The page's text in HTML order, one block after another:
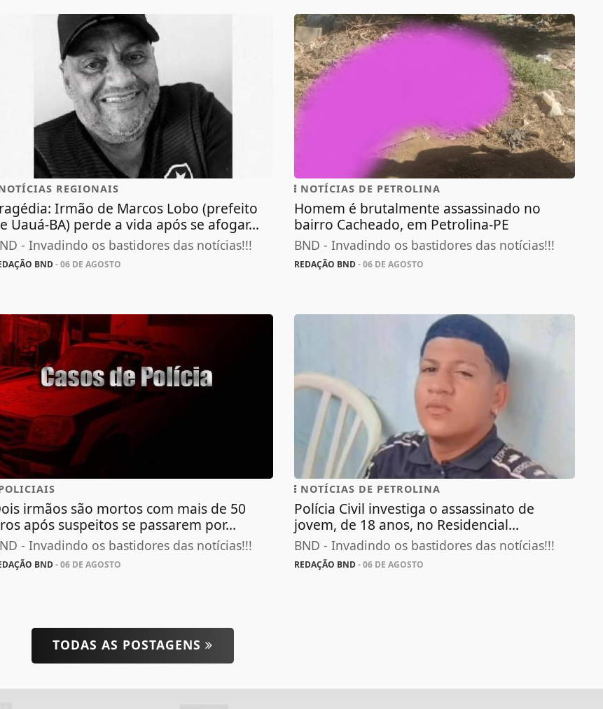
REGIONAIS
Irmão de Marcos Lobo (prefeito
Uauá-BA) perde a vida após se afogar...
- Invadindo os bastidores das notícias!!!
BND- 06 DE AGOSTO
NOTÍCIAS DE PETROLINA
Homem é brutalmente assassinado no
bairro Cacheado, em Petrolina-PE
BND - Invadindo os bastidores das notícias!!!
REDAÇÃO BND- 06 DE AGOSTO
irmãos são mortos com mais de 50
após suspeitos se passarem por...
- Invadindo os bastidores das notícias!!!
BND- 06 DE AGOSTO
NOTÍCIAS DE PETROLINA
Polícia Civil investiga o assassinato de
jovem, de 18 anos, no Residencial...
BND - Invadindo os bastidores das notícias!!!
REDAÇÃO BND- 06 DE AGOSTO
TODAS AS POSTAGENS